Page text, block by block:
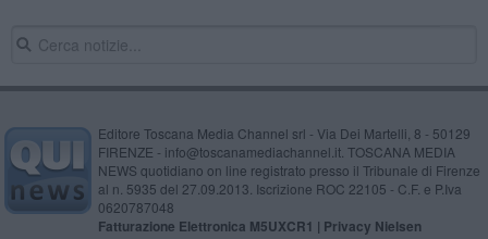
Editore Toscana Media Channel srl - Via Dei Martelli, 8 - 50129
FIRENZE - info@toscanamediachannel.it. TOSCANA MEDIA
NEWS quotidiano on line registrato presso il Tribunale di Firenze
al n. 5935 del 27.09.2013. Iscrizione ROC 22105 - C.F. e P.Iva
0620787048
Fatturazione Elettronica M5UXCR1 | Privacy Nielsen